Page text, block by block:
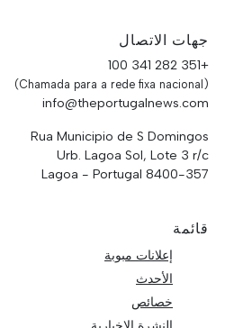
جهات الاتصال
+351 282 341 100
(Chamada para a rede fixa nacional)
info@theportugalnews.com
Rua Municipio de S Domingos
Urb. Lagoa Sol, Lote 3 r/c
8400-357 Lagoa - Portugal
قائمة
إعلانات مبوبة
الأحدث
خصائص